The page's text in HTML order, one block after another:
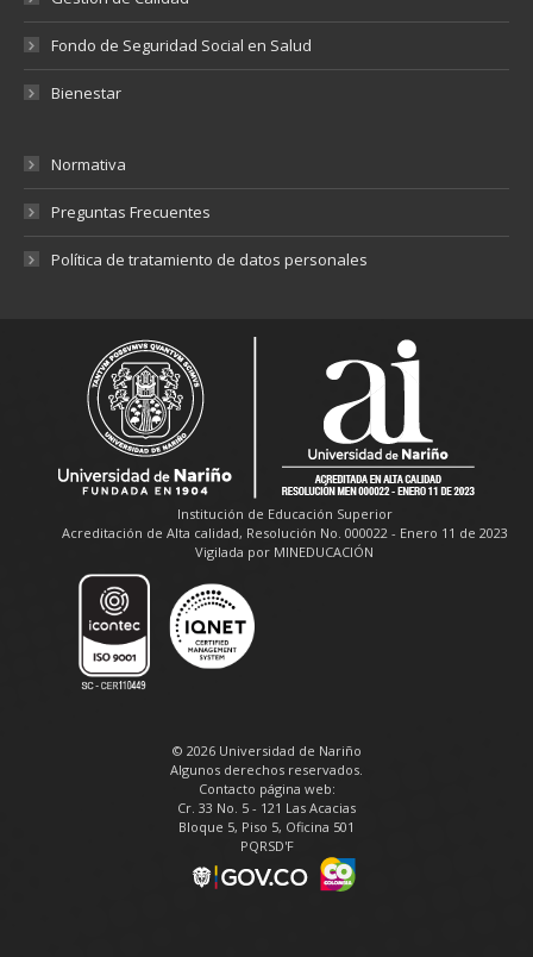
Fondo de Seguridad Social en Salud
Bienestar
Normativa
Preguntas Frecuentes
Política de tratamiento de datos personales
Institución de Educación Superior
Acreditación de Alta calidad, Resolución No. 000022 - Enero 11 de 2023
Vigilada por MINEDUCACIÓN
© 2026 Universidad de Nariño
Algunos derechos reservados.
Contacto página web:
Cr. 33 No. 5 - 121 Las Acacias
Bloque 5, Piso 5, Oficina 501
PQRSD'F